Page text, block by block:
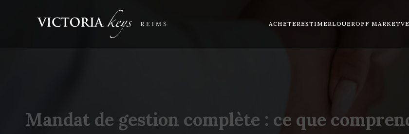
ACHETERESTIMERLOUEROFF MARKET
Mandat de gestion complète : ce que